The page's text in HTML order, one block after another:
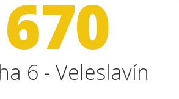
6 - Veleslavín